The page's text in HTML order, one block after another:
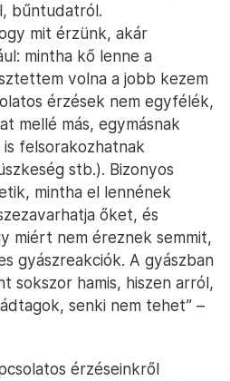
bűntudatról.
mit érzünk, akár
mintha kő lenne a
volna a jobb kezem
érzések nem egyfélék,
mellé más, egymásnak
felsorakozhatnak
stb.). Bizonyos
mintha el lennének
őket, és
miért nem éreznek semmit,
gyászreakciók. A gyászban
sokszor hamis, hiszen arról,
senki nem tehet” –
érzéseinkről